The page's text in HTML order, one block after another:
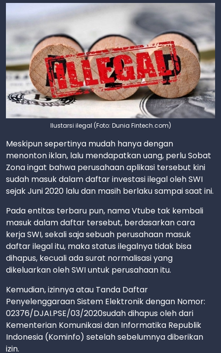
Ilustarsi ilegal (Foto: Dunia Fintech.com)
Meskipun sepertinya mudah hanya dengan
menonton iklan, lalu mendapatkan uang, perlu Sobat
Zona ingat bahwa perusahaan aplikasi tersebut kini
sudah masuk dalam daftar investasi ilegal oleh SWI
sejak Juni 2020 lalu dan masih berlaku sampai saat ini.
Pada entitas terbaru pun, nama Vtube tak kembali
masuk dalam daftar tersebut, berdasarkan cara
kerja SWI, sekali saja sebuah perusahaan masuk
daftar ilegal itu, maka status ilegalnya tidak bisa
dihapus, kecuali ada surat normalisasi yang
dikeluarkan oleh SWI untuk perusahaan itu.
Kemudian, izinnya atau Tanda Daftar
Penyelenggaraan Sistem Elektronik dengan Nomor:
02376/DJAI.PSE/03/2020sudah dihapus oleh dari
Kementerian Komunikasi dan Informatika Republik
Indonesia (Kominfo) setelah sebelumnya diberikan
izin.